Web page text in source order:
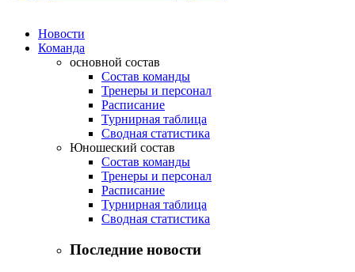
Новости
Команда
основной состав
Состав команды
Тренеры и персонал
Расписание
Турнирная таблица
Сводная статистика
Юношеский состав
Состав команды
Тренеры и персонал
Расписание
Турнирная таблица
Сводная статистика
Последние новости